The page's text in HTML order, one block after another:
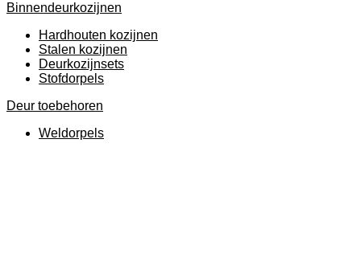
Binnendeurkozijnen
Hardhouten kozijnen
Stalen kozijnen
Deurkozijnsets
Stofdorpels
Deur toebehoren
Weldorpels